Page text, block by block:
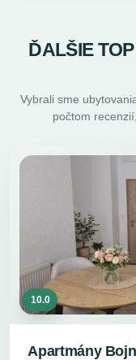
ĎALŠIE
Vybrali sme
počtom
10.0
Apartmány